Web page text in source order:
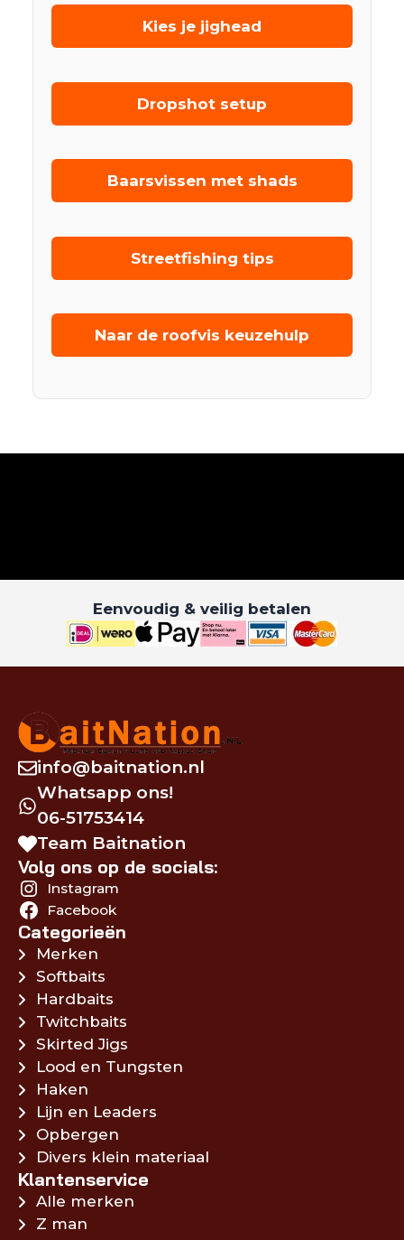
Kies je jighead
Dropshot setup
Baarsvissen met shads
Streetfishing tips
Naar de roofvis keuzehulp
Eenvoudig & veilig betalen
info@baitnation.nl
Whatsapp ons!
06-51753414
Team Baitnation
Volg ons op de socials:
Instagram
Facebook
Categorieën
Merken
Softbaits
Hardbaits
Twitchbaits
Skirted Jigs
Lood en Tungsten
Haken
Lijn en Leaders
Opbergen
Divers klein materiaal
Klantenservice
Alle merken
Z man